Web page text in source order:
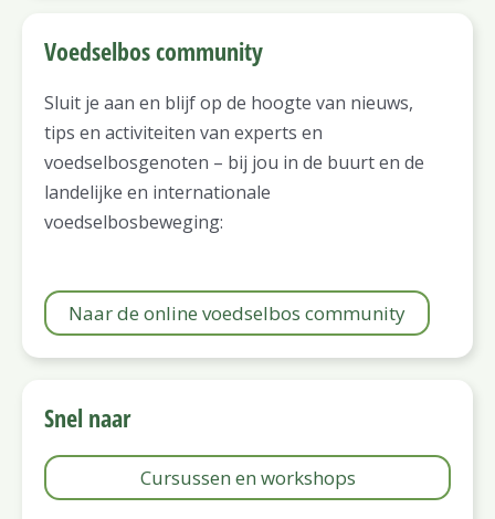
Voedselbos community
Sluit je aan en blijf op de hoogte van nieuws,
tips en activiteiten van experts en
voedselbosgenoten – bij jou in de buurt en de
landelijke en internationale
voedselbosbeweging:
Naar de online voedselbos community
Snel naar
Cursussen en workshops